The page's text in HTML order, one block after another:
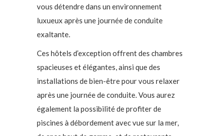
vous détendre dans un environnement
luxueux après une journée de conduite
exaltante.
Ces hôtels d’exception offrent des chambres
spacieuses et élégantes, ainsi que des
installations de bien-être pour vous relaxer
après une journée de conduite. Vous aurez
également la possibilité de profiter de
piscines à débordement avec vue sur la mer,